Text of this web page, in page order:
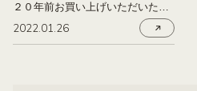
２０年前お買い上げいただいたイ
タリア製ダイニングテーブル
2022.01.26